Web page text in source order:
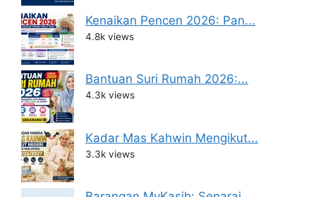
Kenaikan Pencen 2026: Pan...
4.8k views
Bantuan Suri Rumah 2026:...
4.3k views
Kadar Mas Kahwin Mengikut...
3.3k views